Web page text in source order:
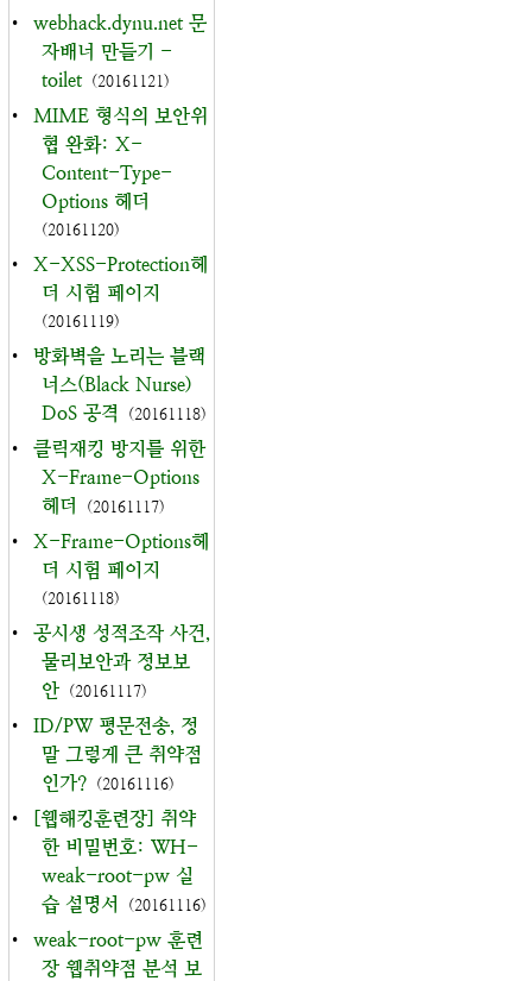
•
webhack.dynu.net 문
자배너 만들기 -
toilet (20161121)
•
MIME 형식의 보안위
협 완화: X-
Content-Type-
Options 헤더
(20161120)
•
X-XSS-Protection헤
더 시험 페이지
(20161119)
•
방화벽을 노리는 블랙
너스(Black Nurse)
DoS 공격
(20161118)
•
클릭재킹 방지를 위한
X-Frame-Options
헤더
(20161117)
•
X-Frame-Options헤
더 시험 페이지
(20161118)
•
공시생 성적조작 사건,
물리보안과 정보보
안 (20161117)
•
ID/PW 평문전송, 정
말 그렇게 큰 취약점
인가? (20161116)
•
[웹해킹훈련장] 취약
한 비밀번호: WH-
weak-root-pw 실
습 설명서
(20161116)
•
weak-root-pw 훈련
장 웹취약점 분석 보